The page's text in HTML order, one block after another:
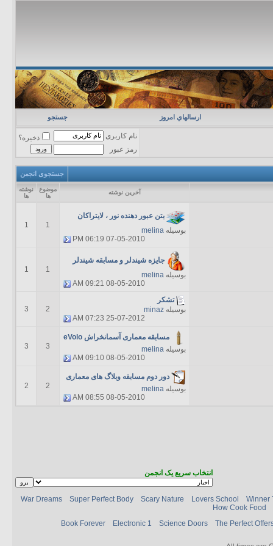
ارسالهاي امروز جستجو
نام کاربری
ذخیره؟
رمز عبور
جستجوی انجمن
آخرين نوشته
موضوع
ها
نوشته
ها
بتن عبور دهنده نور ، لایتراکان
بوسیله melina
07-05-2010
06:19 PM
1
1
جایزه شیندلر و مسابقه شیندلر
بوسیله melina
08-05-2010
09:21 AM
1
1
تشکر
بوسیله minaz
25-07-2012
07:23 AM
2
3
مسابقه معماری آسمانخراش eVolo
بوسیله melina
08-05-2010
09:10 AM
3
3
دور دوم مسابقه وبلاگ های معماری
بوسیله melina
08-05-2010
08:55 AM
2
2
انتخاب سریع یک انجمن
War Dreams Super Perfect Body Scary Nature Lovers School
Winner
How Cook Food
Book Forever
Electronic 1 Science Doors The Perfect